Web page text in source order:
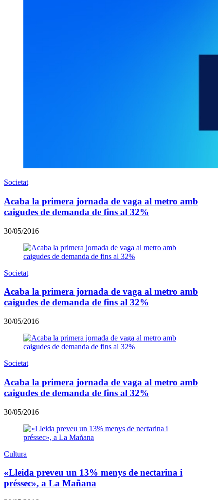
Societat
Acaba la primera jornada de vaga al metro amb
caigudes de demanda de fins al 32%
30/05/2016
Societat
Acaba la primera jornada de vaga al metro amb
caigudes de demanda de fins al 32%
30/05/2016
Societat
Acaba la primera jornada de vaga al metro amb
caigudes de demanda de fins al 32%
30/05/2016
Cultura
«Lleida preveu un 13% menys de nectarina i
préssec», a La Mañana